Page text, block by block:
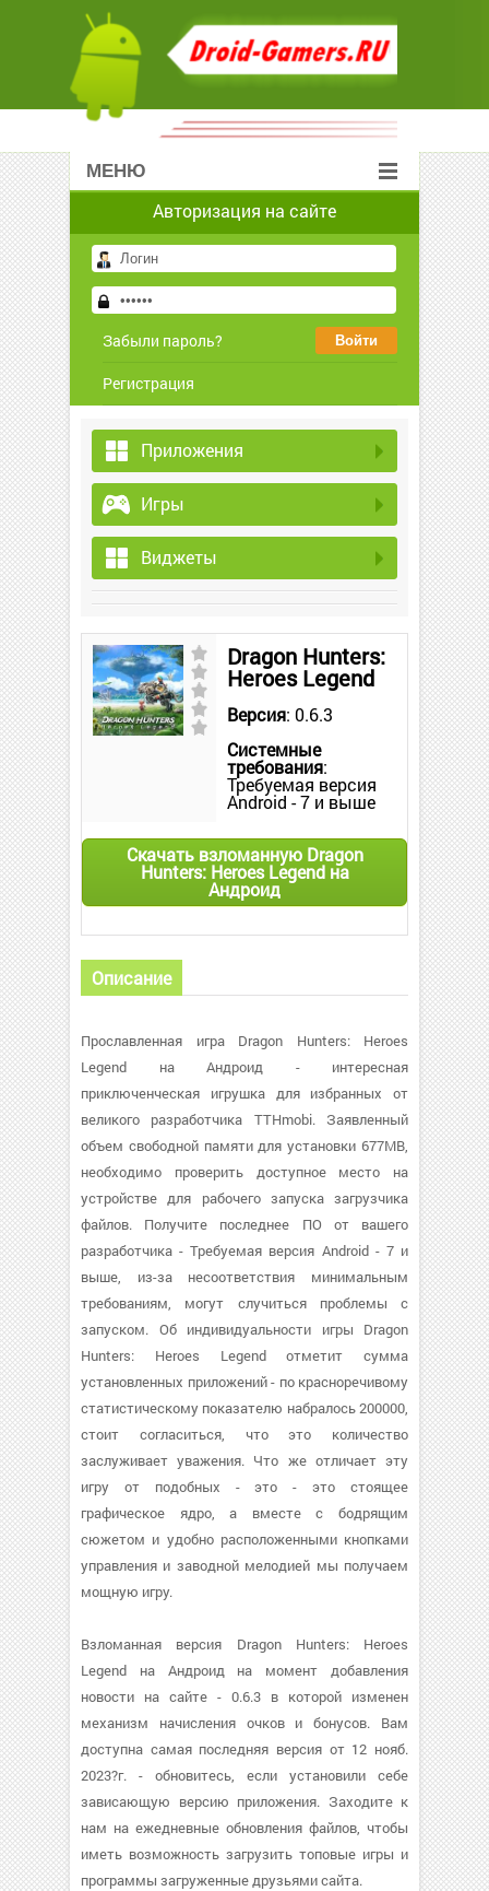
МЕНЮ
Авторизация на сайте
Забыли пароль?
Регистрация
Приложения
Игры
Виджеты
Dragon Hunters:
Heroes Legend
Версия: 0.6.3
Системные
требования:
Требуемая версия
Android - 7 и выше
Скачать взломанную Dragon
Hunters: Heroes Legend на
Андроид
Описание
Прославленная игра Dragon Hunters: Heroes
Legend на Андроид - интересная
приключенческая игрушка для избранных от
великого разработчика TTHmobi. Заявленный
объем свободной памяти для установки 677MB,
необходимо проверить доступное место на
устройстве для рабочего запуска загрузчика
файлов. Получите последнее ПО от вашего
разработчика - Требуемая версия Android - 7 и
выше, из-за несоответствия минимальным
требованиям, могут случиться проблемы с
запуском. Об индивидуальности игры Dragon
Hunters: Heroes Legend отметит сумма
установленных приложений - по красноречивому
статистическому показателю набралось 200000,
стоит согласиться, что это количество
заслуживает уважения. Что же отличает эту
игру от подобных - это - это стоящее
графическое ядро, а вместе с бодрящим
сюжетом и удобно расположенными кнопками
управления и заводной мелодией мы получаем
мощную игру.
Взломанная версия Dragon Hunters: Heroes
Legend на Андроид на момент добавления
новости на сайте - 0.6.3 в которой изменен
механизм начисления очков и бонусов. Вам
доступна самая последняя версия от 12 нояб.
2023?г. - обновитесь, если установили себе
зависающую версию приложения. Заходите к
нам на ежедневные обновления файлов, чтобы
иметь возможность загрузить топовые игры и
программы загруженные друзьями сайта.